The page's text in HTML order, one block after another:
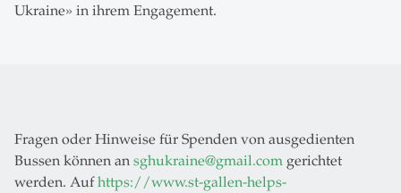
Ukraine» in ihrem Engagement.
Fragen oder Hinweise für Spenden von ausgedienten
Bussen können an sghukraine@gmail.com gerichtet
werden. Aufhttps://www.st-gallen-helps-